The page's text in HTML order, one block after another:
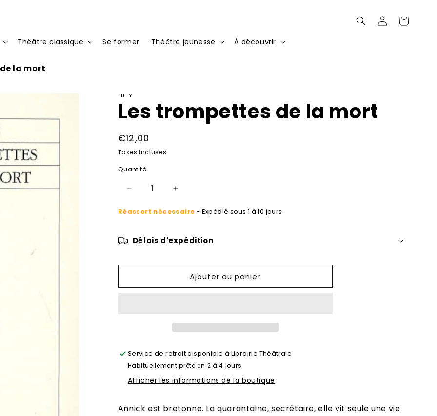
Théâtre classique Se former Théâtre jeunesse À découvrir
ConnexionPanier
la mort
TILLY
Les trompettes de la mort
Prix
habituel
€12,00
Taxes incluses.
Quantité
Réduire
quantité
trompettes
la
Augmenter
quantité
trompettes
la
mort
Réassort nécessaire - Expédié sous 1 à 10 jours.
Délais d'expédition
Ajouter au panier
Service de retrait disponible à Librairie Théâtrale
Habituellement prête en 2 à 4 jours
Afficher les informations de la boutique
Annick est bretonne. La quarantaine, secrétaire, elle vit seule une vie